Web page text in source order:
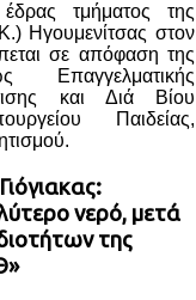
τμήματος της
Ηγουμενίτσας στον
σε απόφαση της
Επαγγελματικής
και Διά Βίου
Παιδείας,
νερό, μετά
της